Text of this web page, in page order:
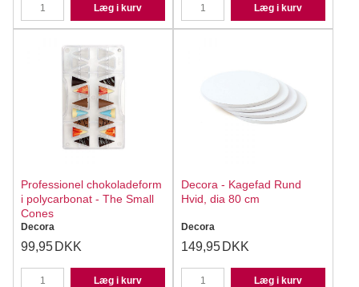
Læg i kurv Læg i kurv
Professionel chokoladeform
i polycarbonat - The Small
Cones
Decora
99,95 DKK
Læg i kurv
Decora - Kagefad Rund
Hvid, dia 80 cm
Decora
149,95 DKK
Læg i kurv